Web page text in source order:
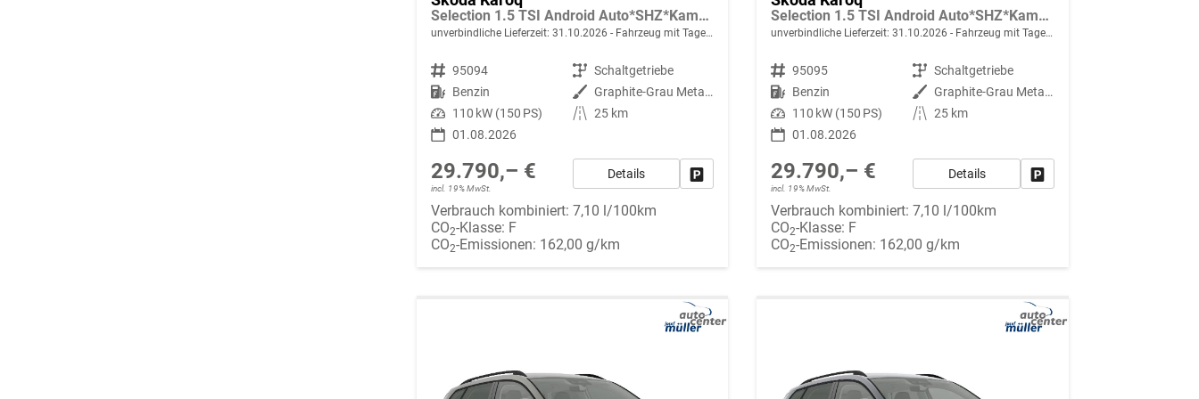
Selection 1.5 TSI Android Auto*SHZ*Kamera*PDC v/h*Klimaauto*SUNSET*LED
unverbindliche Lieferzeit: 31.10.2026 Fahrzeug mit Tageszulassung
Fahrzeugnr. 95094 Getriebe Schaltgetriebe
Kraftstoff Benzin Außenfarbe
Graphite-Grau Metallic
Leistung 110 kW (150 PS) Kilometerstand 25 km
01.08.2026
29.790,– €
incl. 19% MwSt.
Details Fahrzeug parken
Verbrauch kombiniert: 7,10 l/100km
CO2-Klasse: F
CO2-Emissionen: 162,00 g/km
Selection 1.5 TSI Android Auto*SHZ*Kamera*PDC v/h*Klimaauto*SUNSET*LED
unverbindliche Lieferzeit:31.10.2026 Fahrzeug mit Tageszulassung
Fahrzeugnr. 95095 Getriebe Schaltgetriebe
Kraftstoff Benzin Außenfarbe
Graphite-Grau Metallic
Leistung 110 kW (150 PS) Kilometerstand 25 km
01.08.2026
29.790,– €
incl. 19% MwSt.
Details
Verbrauch kombiniert:7,10 l/100km
CO2-Klasse: F
CO2-Emissionen: 162,00 g/km